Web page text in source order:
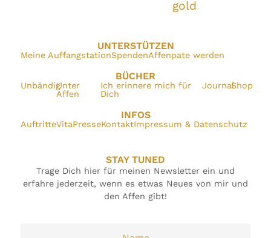
UNTERSTÜTZEN
Meine AuffangstationSpendenAffenpate werden
BÜCHER
UnbändigUnter
Affen
Ich erinnere mich für
Dich
JournalShop
INFOS
AuftritteVitaPresseKontaktImpressum & Datenschutz
STAY TUNED
Trage Dich hier für meinen Newsletter ein und
erfahre jederzeit, wenn es etwas Neues von mir und
den Affen gibt!